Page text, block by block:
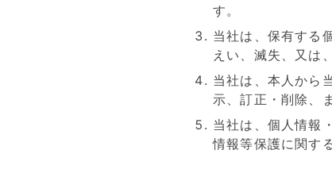
す。
当社は、保有する
えい、滅失、又は
当社は、本人から
示、訂正・削除、
当社は、個人情報
情報等保護に関す